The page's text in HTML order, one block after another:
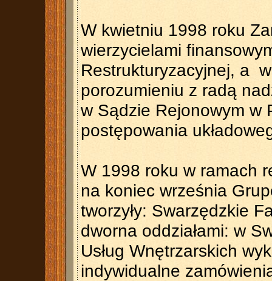
W kwietniu 1998 roku
wierzycielami
Restrukturyzacyjnej, a
porozumieniu z radą
w Sądzie Rejonowym w
postępowania
W 1998 roku w ramach
na koniec września
tworzyły: Swarzędzkie
dworna oddziałami: w
Usług Wnętrzarskich
indywidualne